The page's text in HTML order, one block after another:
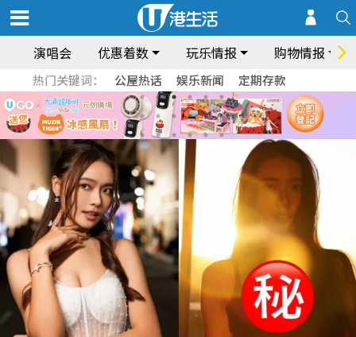
演唱会 优惠着数 玩乐情报 购物情报
热门关键词： 公屋热话 娱乐新闻 定期存款